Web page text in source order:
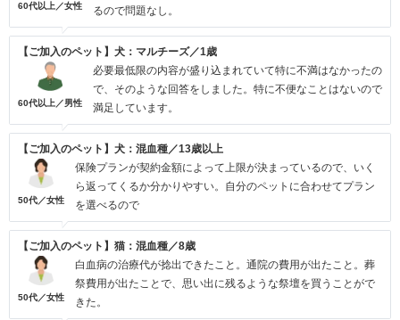
60代以上／女性
るので問題なし。
【ご加入のペット】犬：マルチーズ／1歳
60代以上／男性
必要最低限の内容が盛り込まれていて特に不満はなかったの
で、そのような回答をしました。特に不便なことはないので
満足しています。
【ご加入のペット】犬：混血種／13歳以上
50代／女性
保険プランが契約金額によって上限が決まっているので、いく
ら返ってくるか分かりやすい。自分のペットに合わせてプラン
を選べるので
【ご加入のペット】猫：混血種／8歳
50代／女性
白血病の治療代が捻出できたこと。通院の費用が出たこと。葬
祭費用が出たことで、思い出に残るような祭壇を買うことがで
きた。